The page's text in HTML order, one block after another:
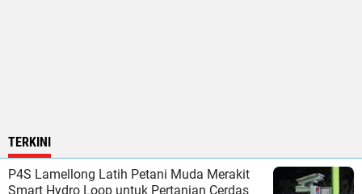
TERKINI
P4S Lamellong Latih Petani Muda Merakit
Smart Hydro Loop untuk Pertanian Cerdas